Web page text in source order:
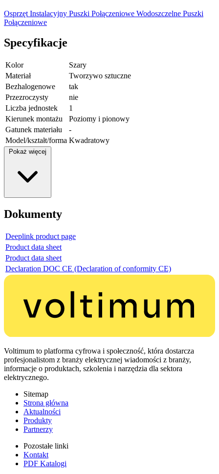
Osprzęt Instalacyjny Puszki Połączeniowe Wodoszczelne Puszki
Połączeniowe
Specyfikacje
Kolor
Szary
Materiał
Tworzywo sztuczne
Bezhalogenowe
tak
Przezroczysty
nie
Liczba jednostek
1
Kierunek montażu
Poziomy i pionowy
Gatunek materiału
-
Model/kształt/forma Kwadratowy
Pokaż więcej
Dokumenty
Deeplink product page
Product data sheet
Product data sheet
Declaration DOC CE (Declaration of conformity CE)
Voltimum to platforma cyfrowa i społeczność, która dostarcza
profesjonalistom z branży elektrycznej wiadomości z branży,
informacje o produktach, szkolenia i narzędzia dla sektora
elektrycznego.
Sitemap
Strona główna
Aktualności
Produkty
Partnerzy
Pozostałe linki
Kontakt
PDF Katalogi